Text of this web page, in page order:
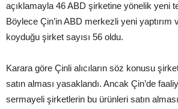
açıklamayla 46 ABD şirketine yönelik yeni
Böylece Çin’in ABD merkezli yeni yaptırım
koyduğu şirket sayısı 56 oldu.
Karara göre Çinli alıcıların söz konusu
satın alması yasaklandı. Ancak Çin’de
sermayeli şirketlerin bu ürünleri satın